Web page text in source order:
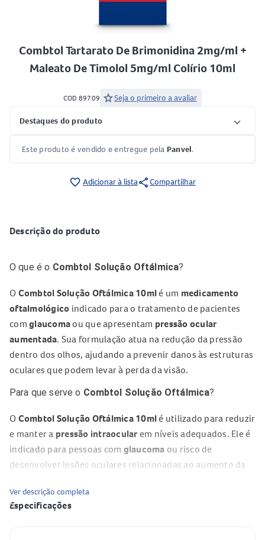
Combtol Tartarato De Brimonidina 2mg/ml +
Maleato De Timolol 5mg/ml Colírio 10ml
COD 89709 starSeja o primeiro a avaliar
Destaques do produto
Este produto é vendido e entregue pela Panvel.
favorite_border Adicionar à listashareCompartilhar
Descrição do produto
O que é o Combtol Solução Oftálmica?
O Combtol Solução Oftálmica 10mlé um medicamento
oftalmológico indicado para o tratamento de pacientes
com glaucomaou que apresentam pressão ocular
aumentada. Sua formulação atua na redução da pressão
dentro dos olhos, ajudando a prevenir danos às estruturas
oculares que podem levar à perda da visão.
Para que serve o Combtol Solução Oftálmica?
O Combtol Solução Oftálmica 10mlé utilizado para reduzir
e manter a pressão intraocular em níveis adequados. Ele é
indicado para pessoas com glaucoma ou risco de
desenvolver lesões oculares relacionadas ao aumento da
visão.
Ver descrição completa
Especificações